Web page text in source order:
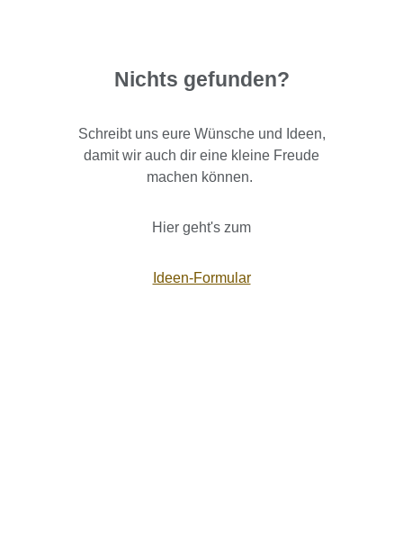
Nichts gefunden?
Schreibt uns eure Wünsche und Ideen,
damit wir auch dir eine kleine Freude
machen können.
Hier geht's zum
Ideen-Formular